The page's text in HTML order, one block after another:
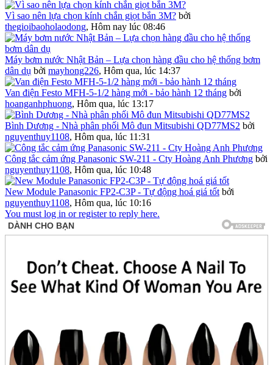
Vì sao nên lựa chọn kính chắn giọt bắn 3M? bởi
thegioibaoholaodong, Hôm nay lúc 08:46
Máy bơm nước Nhật Bản – Lựa chọn hàng đầu cho hệ thống bơm
dân dụ bởi mayhong226, Hôm qua, lúc 14:37
Van điện Festo MFH-5-1/2 hàng mới - bảo hành 12 tháng bởi
hoanganhphuong, Hôm qua, lúc 13:17
Bình Dương - Nhà phân phối Mô đun Mitsubishi QD77MS2 bởi
nguyenthuy1108, Hôm qua, lúc 11:31
Công tắc cảm ứng Panasonic SW-211 - Cty Hoàng Anh Phương bởi
nguyenthuy1108, Hôm qua, lúc 10:48
New Module Panasonic FP2-C3P - Tự động hoá giá tốt bởi
nguyenthuy1108, Hôm qua, lúc 10:16
You must log in or register to reply here.